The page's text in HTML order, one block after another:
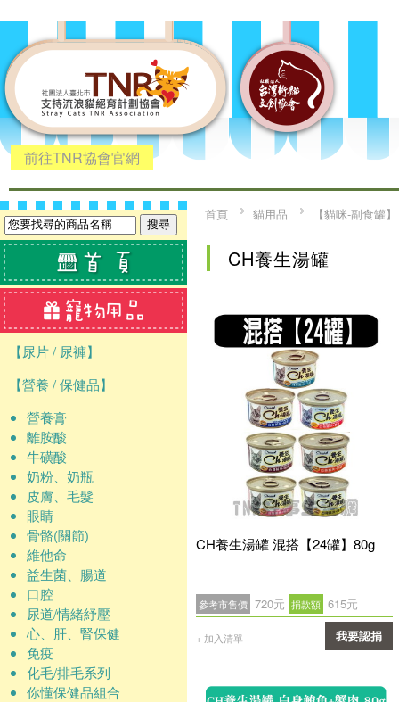
前往TNR協會官網
【尿片 / 尿褲】
【營養 / 保健品】
營養膏
離胺酸
牛磺酸
奶粉、奶瓶
皮膚、毛髮
眼睛
骨骼(關節)
維他命
益生菌、腸道
口腔
尿道/情緒紓壓
心、肝、腎保健
免疫
化毛/排毛系列
你懂保健品組合
首頁 貓用品 【貓咪-副食罐】
CH養生湯罐
CH養生湯罐 混搭【24罐】80g
參考市售價 720元 捐款額 615元
+ 加入清單 我要認捐